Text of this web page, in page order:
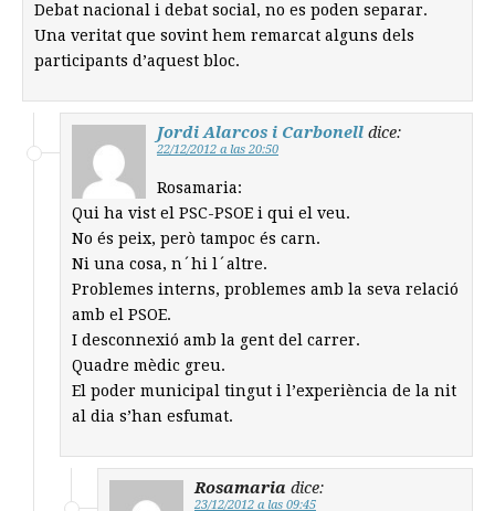
Debat nacional i debat social, no es poden separar.
Una veritat que sovint hem remarcat alguns dels
participants d’aquest bloc.
Jordi Alarcos i Carbonell dice:
22/12/2012 a las 20:50
Rosamaria:
Qui ha vist el PSC-PSOE i qui el veu.
No és peix, però tampoc és carn.
Ni una cosa, n´hi l´altre.
Problemes interns, problemes amb la seva relació
amb el PSOE.
I desconnexió amb la gent del carrer.
Quadre mèdic greu.
El poder municipal tingut i l’experiència de la nit
al dia s’han esfumat.
Rosamaria dice:
23/12/2012 a las 09:45